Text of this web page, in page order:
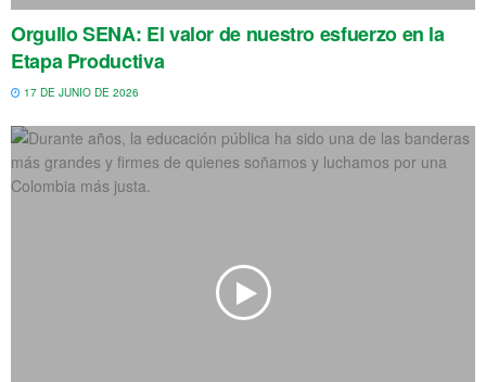
Orgullo SENA: El valor de nuestro esfuerzo en la
Etapa Productiva
17 DE JUNIO DE 2026